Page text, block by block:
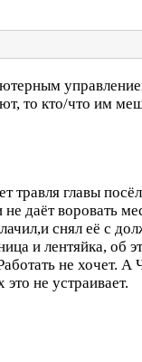
то кто/что им
травля главы
даёт воровать
снял её с
и лентяйка, об
не хочет. А
не устраивает.